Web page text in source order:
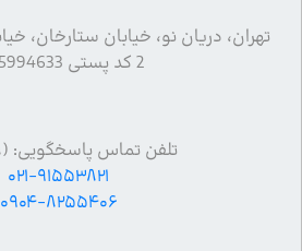
2 کد پستی 1455994633
تلفن تماس پاسخگویی: (۸ الی ۱۷)
۰۲۱-۹۱۵۵۳۸۲۱
۰۹۰۴-۸۲۵۵۴۰۶